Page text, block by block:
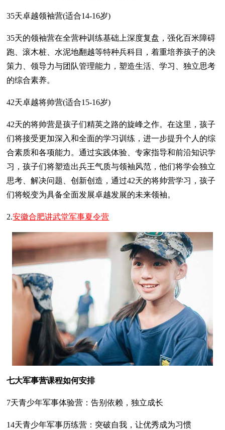
35天卓越领袖营(适合14-16岁)
35天的领袖营在全营种训练基础上深度复盘，强化百米障碍
跑、滚木桩、水泥地翻越等特种兵科目，着重培养孩子的决
策力、领导力与团队管理能力，塑造生活、学习、独立思考
的综合素养。
42天卓越将帅营(适合15-16岁)
42天的将帅营是孩子们精英之路的旋峰之作。在这里，孩子
们将接受更加深入和全面的学习训练，进一步提升个人的综
合素质和各项能力。通过实践体验、专家指导和前沿知识学
习，孩子们将塑造出兵王气质与领袖风范，他们将学会独立
思考、解决问题、创新创造，通过42天的将帅营学习，孩子
们将蜕变为具备全面发展卓越发展的未来领袖。
2.安徽合肥讲武堂军事夏令营
七大军事营课程如何安排
7天青少年军事体验营：告别依赖，独立成长
14天青少年军事历练营：突破自我，让优秀成为习惯